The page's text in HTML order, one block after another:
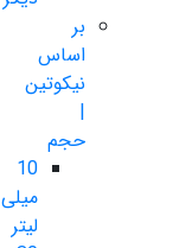
بر
اساس
نیکوتین
|
حجم
10
میلی
لیتر